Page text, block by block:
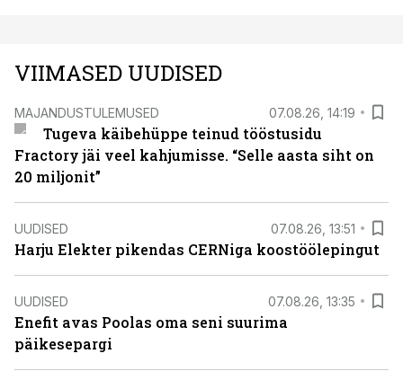
VIIMASED UUDISED
MAJANDUSTULEMUSED 07.08.26, 14:19
Tugeva käibehüppe teinud tööstusidu
Fractory jäi veel kahjumisse. “Selle aasta siht on
20 miljonit”
UUDISED 07.08.26, 13:51
Harju Elekter pikendas CERNiga koostöölepingut
UUDISED 07.08.26, 13:35
Enefit avas Poolas oma seni suurima
päikesepargi